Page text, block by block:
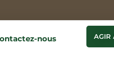
nous AGIR